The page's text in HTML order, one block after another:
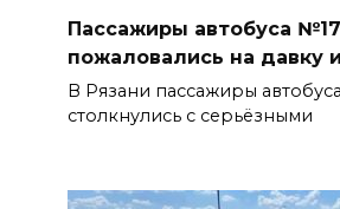
Пассажиры автобуса
пожаловались на давку
В Рязани пассажиры
столкнулись с серьёзными